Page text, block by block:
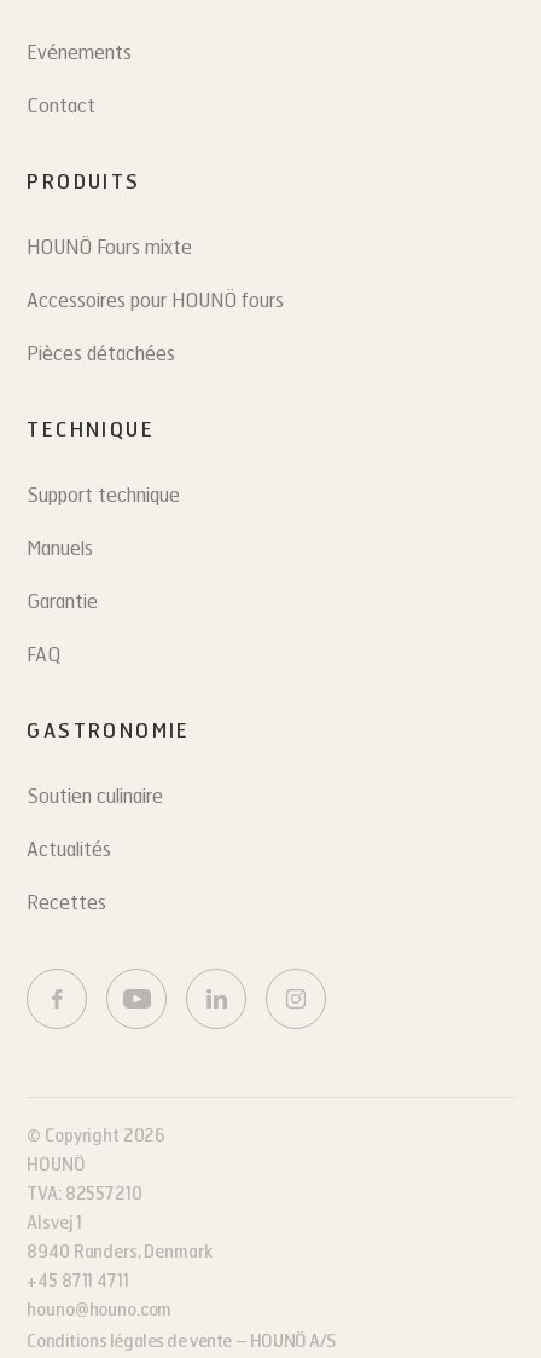
Evénements
Contact
PRODUITS
HOUNÖ Fours mixte
Accessoires pour HOUNÖ fours
Pièces détachées
TECHNIQUE
Support technique
Manuels
Garantie
FAQ
GASTRONOMIE
Soutien culinaire
Actualités
Recettes
© Copyright 2026
HOUNÖ
TVA: 82557210
Alsvej 1
8940 Randers, Denmark
+45 8711 4711
houno@houno.com
Conditions légales de vente – HOUNÖ A/S